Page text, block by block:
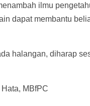
ilmu
dapat membantu
halangan, diharap
MBfPC